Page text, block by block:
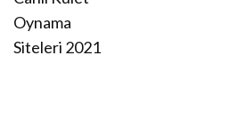
Oynama
Siteleri 2021